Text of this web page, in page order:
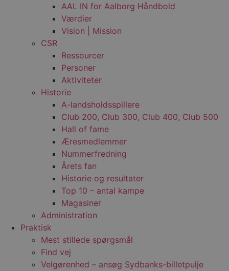
AAL IN for Aalborg Håndbold
Værdier
Vision | Mission
CSR
Ressourcer
Personer
Aktiviteter
Historie
A-landsholdsspillere
Club 200, Club 300, Club 400, Club 500
Hall of fame
Æresmedlemmer
Nummerfredning
Årets fan
Historie og resultater
Top 10 – antal kampe
Magasiner
Administration
Praktisk
Mest stillede spørgsmål
Find vej
Velgørenhed – ansøg Sydbanks-billetpulje